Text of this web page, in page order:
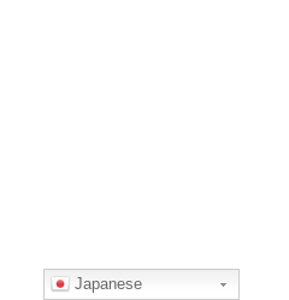
Japanese